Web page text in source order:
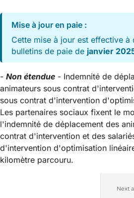
Mise à jour en paie :
Cette mise à jour est effective à
bulletins de paie de janvier
- Non étendue - Indemnité de
animateurs sous contrat
sous contrat d'intervention
Les partenaires sociaux fixent le
l'indemnité de déplacement des
contrat d'intervention et des
d'intervention d'optimisation
kilomètre parcouru.
Next